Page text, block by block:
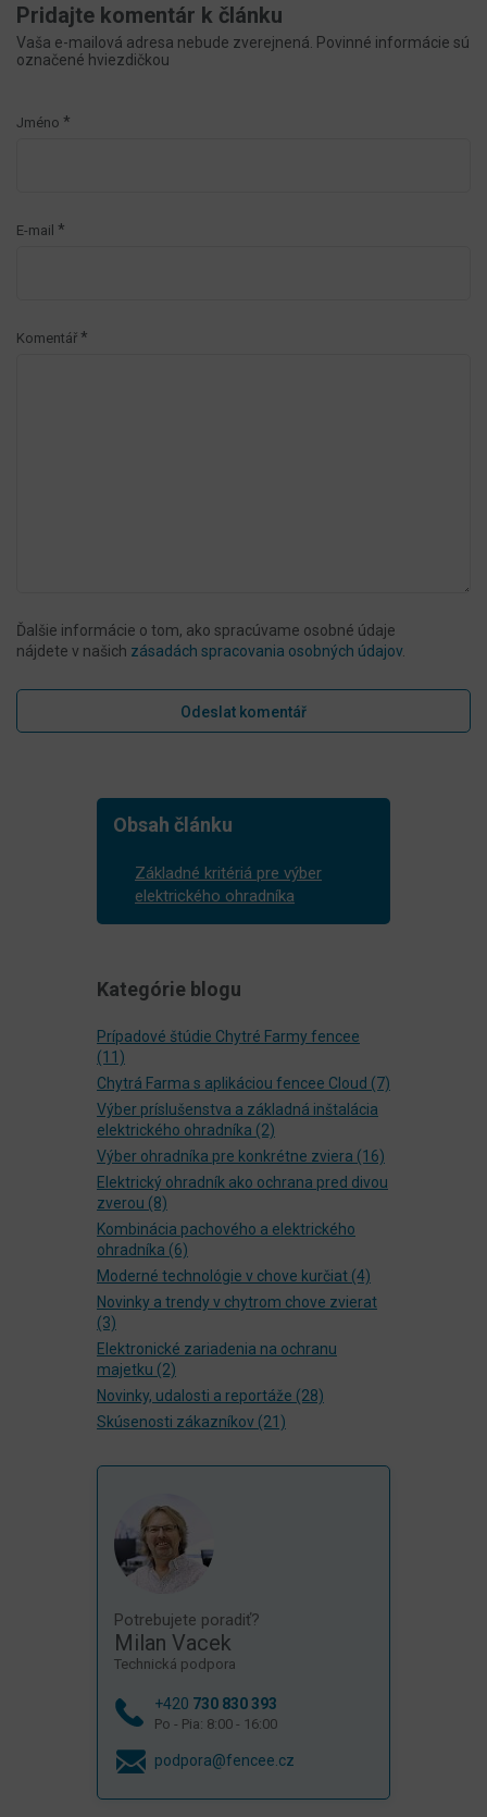
Pridajte komentár k článku
Vaša e-mailová adresa nebude zverejnená. Povinné informácie sú
označené hviezdičkou
Jméno *
E-mail *
Komentář *
Ďalšie informácie o tom, ako spracúvame osobné údaje
nájdete v našich zásadách spracovania osobných údajov.
Obsah článku
Základné kritériá pre výber
elektrického ohradníka
Kategórie blogu
Prípadové štúdie Chytré Farmy fencee
(11)
Chytrá Farma s aplikáciou fencee Cloud (7)
Výber príslušenstva a základná inštalácia
elektrického ohradníka (2)
Výber ohradníka pre konkrétne zviera (16)
Elektrický ohradník ako ochrana pred divou
zverou (8)
Kombinácia pachového a elektrického
ohradníka (6)
Moderné technológie v chove kurčiat (4)
Novinky a trendy v chytrom chove zvierat
(3)
Elektronické zariadenia na ochranu
majetku (2)
Novinky, udalosti a reportáže (28)
Skúsenosti zákazníkov (21)
Potrebujete poradiť?
Milan Vacek
Technická podpora
+420 730 830 393
Po - Pia: 8:00 - 16:00
podpora@fencee.cz